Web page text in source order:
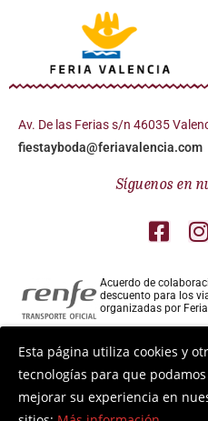
Av. De las Ferias s/n 46035
fiestayboda@feriavalencia.com
Síguenos en
Acuerdo de
descuento para los
organizadas por
Colaborador aéreo
organizadas por Feria
Aviso legal Política de
Esta página utiliza cookies y
tecnologías para que podamos
mejorar su experiencia en